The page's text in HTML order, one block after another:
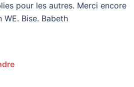
pour les autres. Merci encore
WE. Bise. Babeth